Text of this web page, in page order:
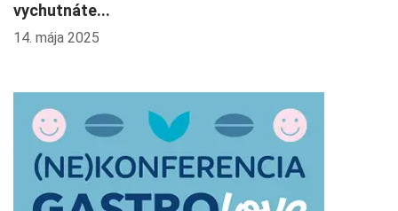
vychutnáte...
14. mája 2025